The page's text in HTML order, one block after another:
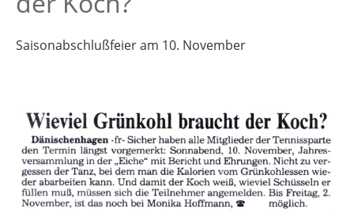
Saisonabschlußfeier am 10. November